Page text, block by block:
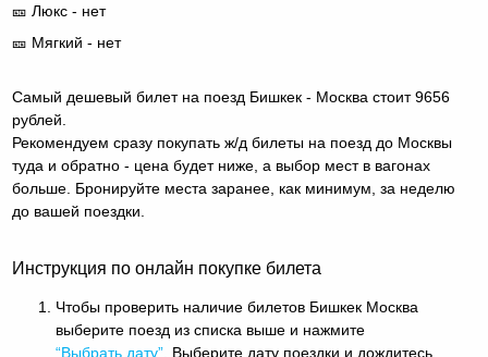
🎫 Люкс - нет
🎫 Мягкий - нет
Самый дешевый билет на поезд Бишкек - Москва стоит 9656
рублей.
Рекомендуем сразу покупать ж/д билеты на поезд до Москвы
туда и обратно - цена будет ниже, а выбор мест в вагонах
больше. Бронируйте места заранее, как минимум, за неделю
до вашей поездки.
Инструкция по онлайн покупке билета
Чтобы проверить наличие билетов Бишкек Москва
выберите поезд из списка выше и нажмите
“Выбрать дату”. Выберите дату поездки и дождитесь